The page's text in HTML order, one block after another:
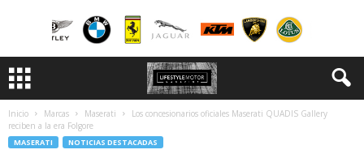
Inicio Marcas Maserati
Los concesionarios oficiales Maserati QUADIS Gallery
reciben a la era Folgore
MASERATI NOTICIAS DESTACADAS